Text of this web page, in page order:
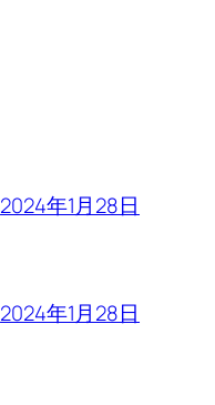
2024年1月28日
2024年1月28日